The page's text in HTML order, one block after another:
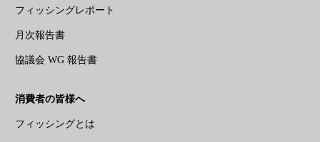
フィッシングレポート
月次報告書
協議会 WG 報告書
消費者の皆様へ
フィッシングとは